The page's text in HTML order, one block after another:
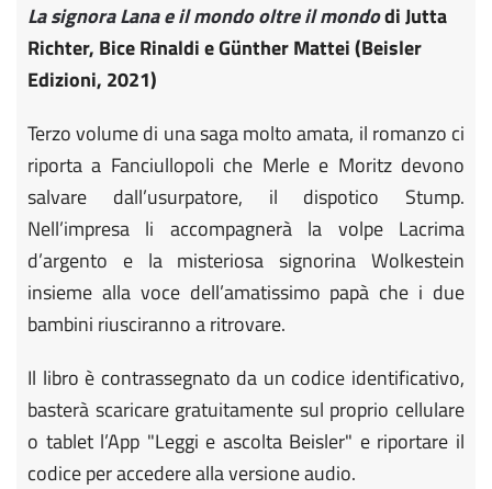
La signora Lana e il mondo oltre il mondodi Jutta
Richter, Bice Rinaldi e Günther Mattei (Beisler
Edizioni, 2021)
Terzo volume di una saga molto amata, il romanzo ci
riporta a Fanciullopoli che Merle e Moritz devono
salvare dall’usurpatore, il dispotico Stump.
Nell’impresa li accompagnerà la volpe Lacrima
d’argento e la misteriosa signorina Wolkestein
insieme alla voce dell’amatissimo papà che i due
bambini riusciranno a ritrovare.
Il libro è contrassegnato da un codice identificativo,
basterà scaricare gratuitamente sul proprio cellulare
o tablet l’App "Leggi e ascolta Beisler" e riportare il
codice per accedere alla versione audio.